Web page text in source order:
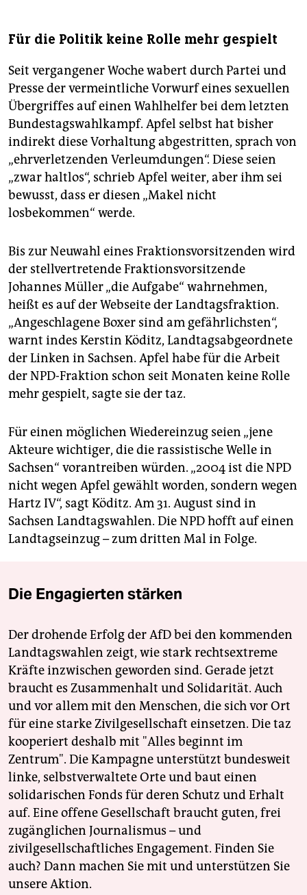
Für die Politik keine Rolle mehr gespielt
Seit vergangener Woche wabert durch Partei und
Presse der vermeintliche Vorwurf eines sexuellen
Übergriffes auf einen Wahlhelfer bei dem letzten
Bundestagswahlkampf. Apfel selbst hat bisher
indirekt diese Vorhaltung abgestritten, sprach von
„ehrverletzenden Verleumdungen“. Diese seien
„zwar haltlos“, schrieb Apfel weiter, aber ihm sei
bewusst, dass er diesen „Makel nicht
losbekommen“ werde.
Bis zur Neuwahl eines Fraktionsvorsitzenden wird
der stellvertretende Fraktionsvorsitzende
Johannes Müller „die Aufgabe“ wahrnehmen,
heißt es auf der Webseite der Landtagsfraktion.
„Angeschlagene Boxer sind am gefährlichsten“,
warnt indes Kerstin Köditz, Landtagsabgeordnete
der Linken in Sachsen. Apfel habe für die Arbeit
der NPD-Fraktion schon seit Monaten keine Rolle
mehr gespielt, sagte sie der taz.
Für einen möglichen Wiedereinzug seien „jene
Akteure wichtiger, die die rassistische Welle in
Sachsen“ vorantreiben würden. „2004 ist die NPD
nicht wegen Apfel gewählt worden, sondern wegen
Hartz IV“, sagt Köditz. Am 31. August sind in
Sachsen Landtagswahlen. Die NPD hofft auf einen
Landtagseinzug – zum dritten Mal in Folge.
Die Engagierten stärken
Der drohende Erfolg der AfD bei den kommenden
Landtagswahlen zeigt, wie stark rechtsextreme
Kräfte inzwischen geworden sind. Gerade jetzt
braucht es Zusammenhalt und Solidarität. Auch
und vor allem mit den Menschen, die sich vor Ort
für eine starke Zivilgesellschaft einsetzen. Die taz
kooperiert deshalb mit "Alles beginnt im
Zentrum". Die Kampagne unterstützt bundesweit
linke, selbstverwaltete Orte und baut einen
solidarischen Fonds für deren Schutz und Erhalt
auf. Eine offene Gesellschaft braucht guten, frei
zugänglichen Journalismus – und
zivilgesellschaftliches Engagement. Finden Sie
auch? Dann machen Sie mit und unterstützen Sie
unsere Aktion.